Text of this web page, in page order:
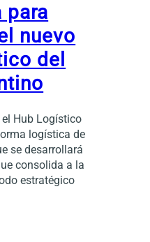
para
nuevo
del
Hub Logístico
logística de
se desarrollará
consolida a la
estratégico